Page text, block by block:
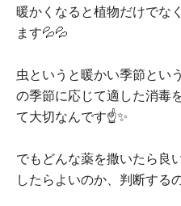
暖かくなると植物だけでな
ます💦💦
虫というと暖かい季節とい
の季節に応じて適した消毒
て大切なんです☝✨
でもどんな薬を撒いたら良
したらよいのか、判断する